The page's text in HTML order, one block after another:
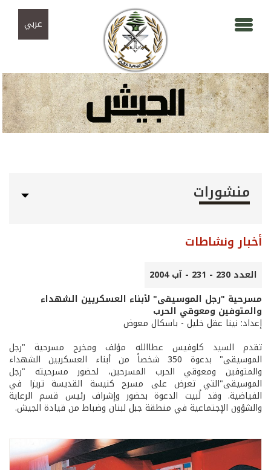
عربي
منشورات
أخبار ونشاطات
العدد 230 - 231 - آب 2004
مسرحية "رجل الموسيقى" لأبناء العسكريين الشهداء
والمتوفين ومعوقي الحرب
إعداد: نينا عقل خليل - باسكال معوض
تقدم السيد كلوفيس عطاالله مؤلف ومخرج مسرحية "رجل
الموسيقى" بدعوة 350 شخصاً من أبناء العسكريين الشهداء
والمتوفين ومعوقي الحرب المسرحين، لحضور مسرحيته "رجل
الموسيقى"التي تعرض على مسرح كنيسة القديسة تريزا في
الفياضية. وقد لُبيت الدعوة بحضور وإشراف رئيس قسم الرعاية
والشؤون الإجتماعية في منطقة جبل لبنان وضباط من قيادة الجيش.